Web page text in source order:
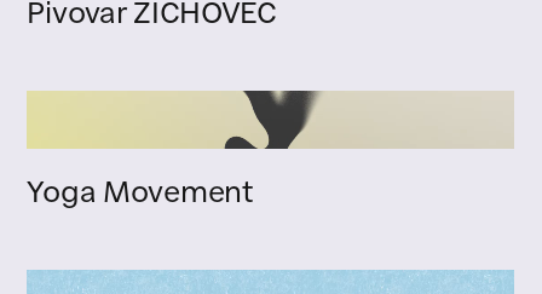
Pivovar ZICHOVEC
Yoga Movement